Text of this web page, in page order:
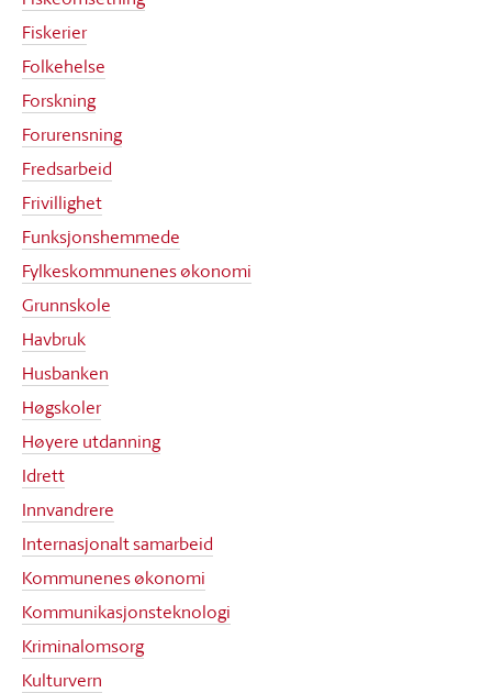
Fiskerier
Folkehelse
Forskning
Forurensning
Fredsarbeid
Frivillighet
Funksjonshemmede
Fylkeskommunenes økonomi
Grunnskole
Havbruk
Husbanken
Høgskoler
Høyere utdanning
Idrett
Innvandrere
Internasjonalt samarbeid
Kommunenes økonomi
Kommunikasjonsteknologi
Kriminalomsorg
Kulturvern